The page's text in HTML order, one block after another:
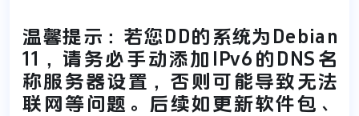
温馨提示：若您DD的系统为Debian
11，请务必手动添加IPv6的DNS名
称服务器设置，否则可能导致无法
联网等问题。后续如更新软件包、